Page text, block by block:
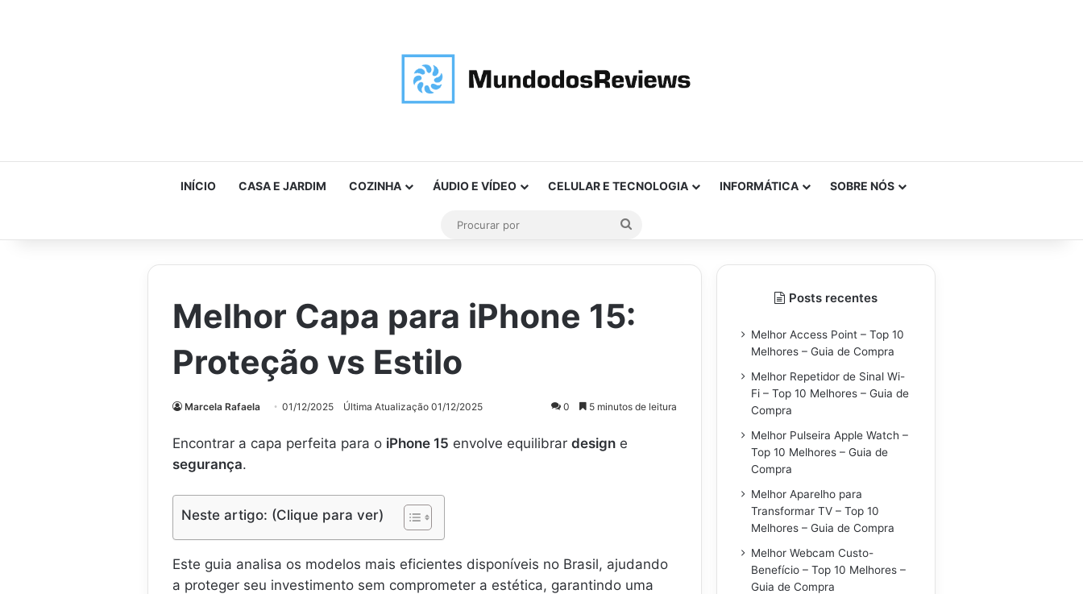
INÍCIO CASA E JARDIM COZINHA ÁUDIO E VÍDEO CELULAR E TECNOLOGIA INFORMÁTICA SOBRE NÓS
Melhor Capa para iPhone 15:
Proteção vs Estilo
Marcela Rafaela 01/12/2025 Última Atualização 01/12/2025 0 5 minutos de leitura
Encontrar a capa perfeita para o iPhone 15 envolve equilibrar design e
segurança.
Neste artigo: (Clique para ver)
Este guia analisa os modelos mais eficientes disponíveis no Brasil, ajudando
a proteger seu investimento sem comprometer a estética, garantindo uma
Posts recentes
Melhor Access Point – Top 10
Melhores – Guia de Compra
Melhor Repetidor de Sinal Wi-
Fi – Top 10 Melhores – Guia de
Compra
Melhor Pulseira Apple Watch –
Top 10 Melhores – Guia de
Compra
Melhor Aparelho para
Transformar TV – Top 10
Melhores – Guia de Compra
Melhor Webcam Custo-
Benefício – Top 10 Melhores –
Guia de Compra